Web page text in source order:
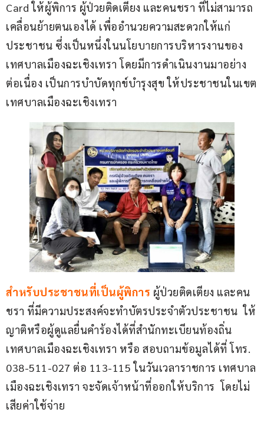
Card ให้ผู้พิการ ผู้ป่วยติดเตียง และคนชรา ที่ไม่สามารถ
เคลื่อนย้ายตนเองได้ เพื่ออำนวยความสะดวกให้แก่
ประชาชน ซึ่งเป็นหนึ่งในนโยบายการบริหารงานของ
เทศบาลเมืองฉะเชิงเทรา โดยมีการดำเนินงานมาอย่าง
ต่อเนื่อง เป็นการบำบัดทุกข์บำรุงสุข ให้ประชาชนในเขต
เทศบาลเมืองฉะเชิงเทรา
สำหรับประชาชนที่เป็นผู้พิการ ผู้ป่วยติดเตียง และคน
ชรา ที่มีความประสงค์จะทำบัตรประจำตัวประชาชน  ให้
ญาติหรือผู้ดูแลยื่นคำร้องได้ที่สำนักทะเบียนท้องถิ่น
เทศบาลเมืองฉะเชิงเทรา หรือ สอบถามข้อมูลได้ที่ โทร.
038-511-027 ต่อ 113-115 ในวันเวลาราชการ เทศบาล
เมืองฉะเชิงเทรา จะจัดเจ้าหน้าที่ออกให้บริการ  โดยไม่
เสียค่าใช้จ่าย